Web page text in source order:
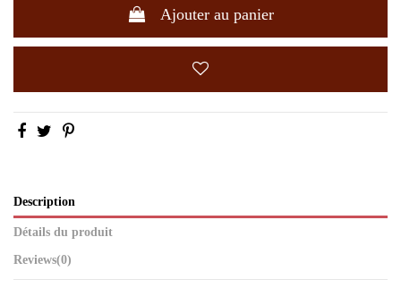
Ajouter au panier
Description
Détails du produit
Reviews(0)